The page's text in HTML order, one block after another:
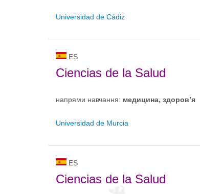
Universidad de Cádiz
ES
Ciencias de la Salud
напрями навчання: медицина, здоров’я
Universidad de Murcia
ES
Ciencias de la Salud